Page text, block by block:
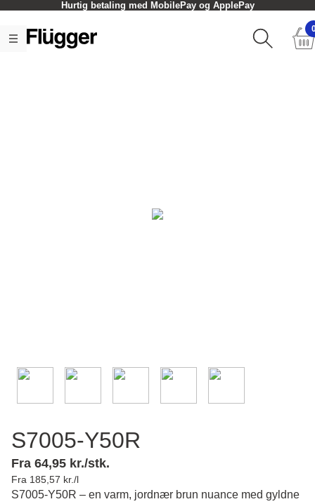
Hurtig betaling med MobilePay og ApplePay
S7005-Y50R
Fra 64,95 kr./stk.
Fra 185,57 kr./l
S7005-Y50R – en varm, jordnær brun nuance med gyldne